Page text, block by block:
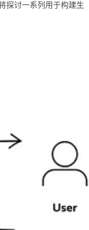
探讨一系列用于构建生